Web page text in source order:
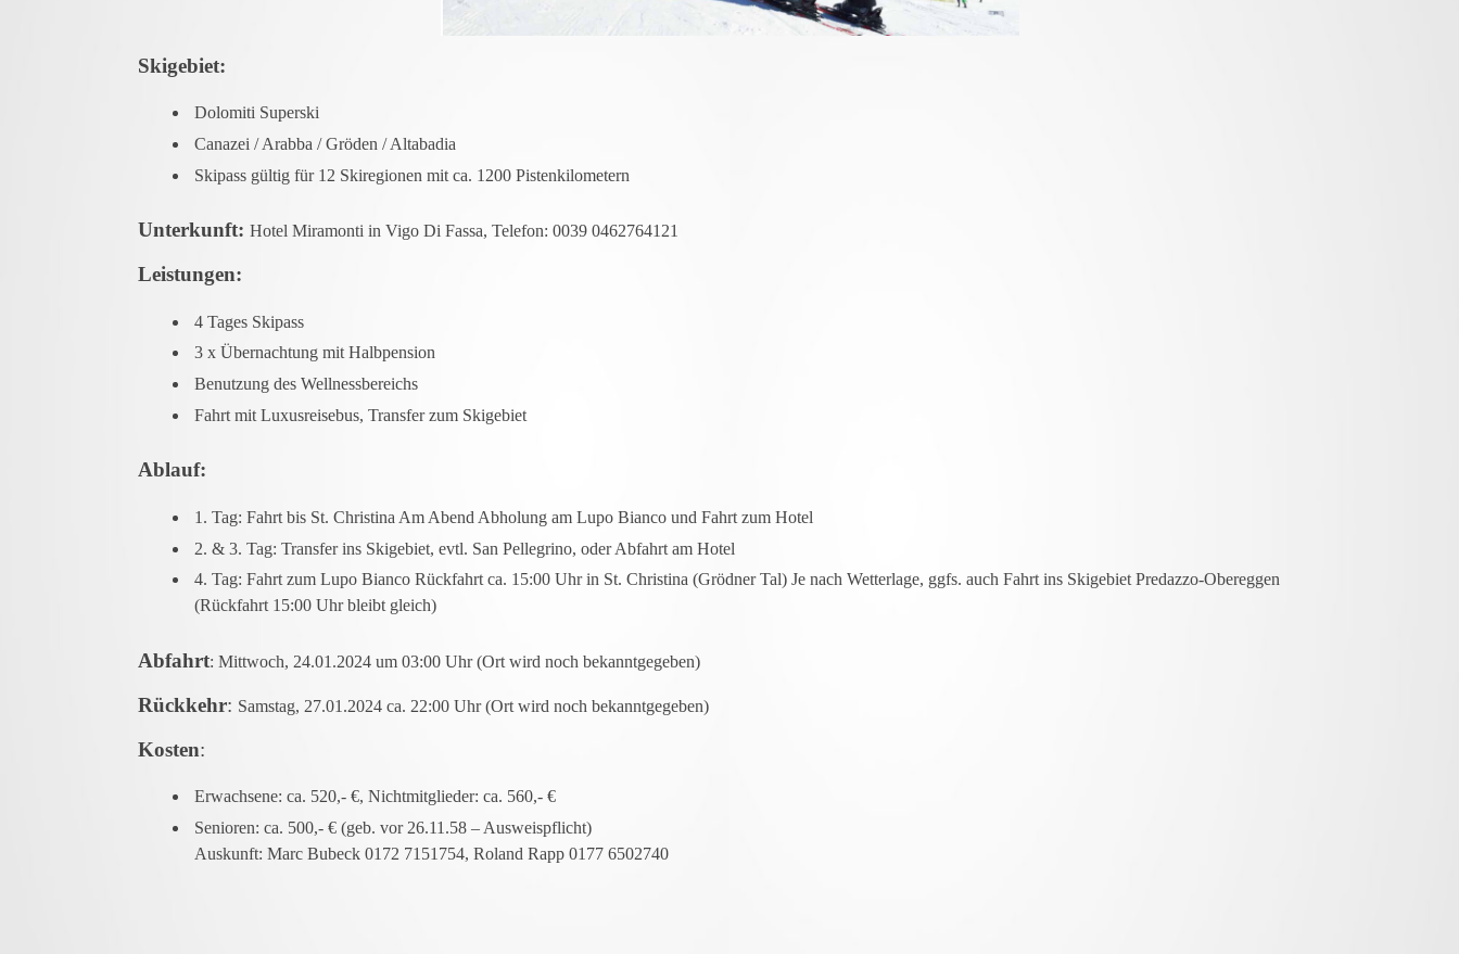
Skigebiet:
Dolomiti Superski
Canazei / Arabba / Gröden / Altabadia
Skipass gültig für 12 Skiregionen mit ca. 1200 Pistenkilometern
Unterkunft: Hotel Miramonti in Vigo Di Fassa, Telefon: 0039 0462764121
Leistungen:
4 Tages Skipass
3 x Übernachtung mit Halbpension
Benutzung des Wellnessbereichs
Fahrt mit Luxusreisebus, Transfer zum Skigebiet
Ablauf:
1. Tag: Fahrt bis St. Christina Am Abend Abholung am Lupo Bianco und Fahrt zum Hotel
2. & 3. Tag: Transfer ins Skigebiet, evtl. San Pellegrino, oder Abfahrt am Hotel
4. Tag: Fahrt zum Lupo Bianco Rückfahrt ca. 15:00 Uhr in St. Christina (Grödner Tal) Je nach Wetterlage, ggfs. auch Fahrt ins Skigebiet Predazzo-Obereggen
(Rückfahrt 15:00 Uhr bleibt gleich)
Abfahrt: Mittwoch, 24.01.2024 um 03:00 Uhr (Ort wird noch bekanntgegeben)
Rückkehr: Samstag, 27.01.2024 ca. 22:00 Uhr (Ort wird noch bekanntgegeben)
Kosten:
Erwachsene: ca. 520,- €, Nichtmitglieder: ca. 560,- €
Senioren: ca. 500,- € (geb. vor 26.11.58 – Ausweispflicht)
Auskunft: Marc Bubeck 0172 7151754, Roland Rapp 0177 6502740